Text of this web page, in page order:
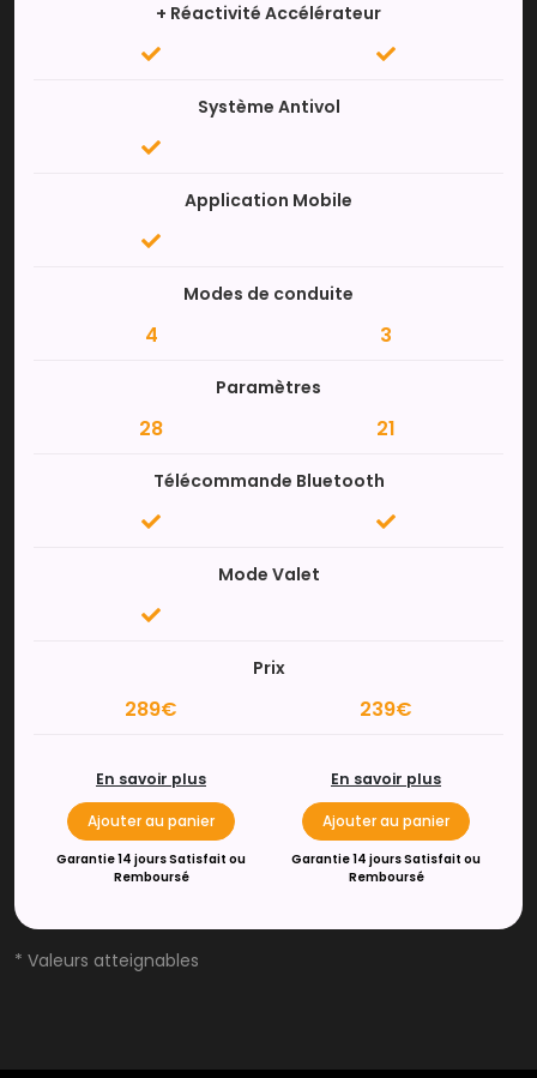
+ Réactivité Accélérateur
Système Antivol
Application Mobile
Modes de conduite
4 3
Paramètres
28 21
Télécommande Bluetooth
Mode Valet
Prix
289€ 239€
En savoir plus
Ajouter au panier
Garantie 14 jours Satisfait ou
Remboursé
En savoir plus
Ajouter au panier
Garantie 14 jours Satisfait ou
Remboursé
* Valeurs atteignables